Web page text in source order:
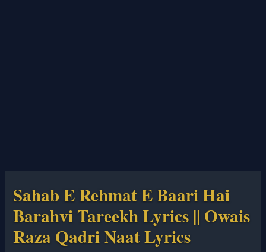
Sahab E Rehmat E Baari Hai
Barahvi Tareekh Lyrics || Owais
Raza Qadri Naat Lyrics